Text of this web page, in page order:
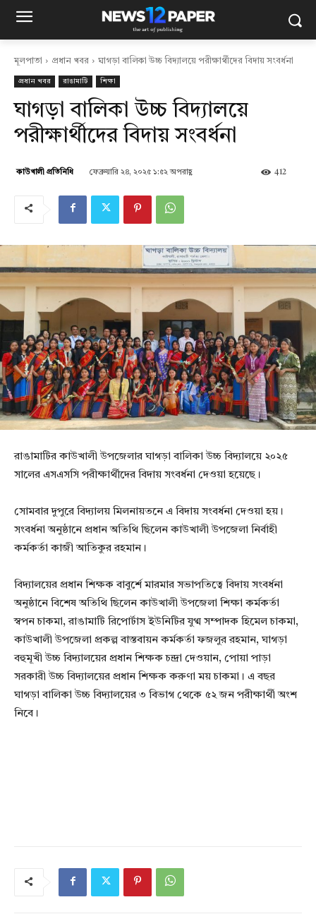
মূলপাতা প্রধান খবর ঘাগড়া বালিকা উচ্চ বিদ্যালয়ে পরীক্ষার্থীদের বিদায় সংবর্ধনা
প্রধান খবর রাঙামাটি শিক্ষা
ঘাগড়া বালিকা উচ্চ বিদ্যালয়ে
পরীক্ষার্থীদের বিদায় সংবর্ধনা
কাউখালী প্রতিনিধি ফেব্রুয়ারি ২৪, ২০২৫ ১:৫২ অপরাহ্ণ 412
রাঙামাটির কাউখালী উপজেলার ঘাগড়া বালিকা উচ্চ বিদ্যালয়ে ২০২৫
সালের এসএসসি পরীক্ষার্থীদের বিদায় সংবর্ধনা দেওয়া হয়েছে।
সোমবার দুপুরে বিদ্যালয় মিলনায়তনে এ বিদায় সংবর্ধনা দেওয়া হয়।
সংবর্ধনা অনুষ্ঠানে প্রধান অতিথি ছিলেন কাউখালী উপজেলা নির্বাহী
কর্মকর্তা কাজী আতিকুর রহমান।
বিদ্যালয়ের প্রধান শিক্ষক বাবুর্শে মারমার সভাপতিত্বে বিদায় সংবর্ধনা
অনুষ্ঠানে বিশেষ অতিথি ছিলেন কাউখালী উপজেলা শিক্ষা কর্মকর্তা
স্বপন চাকমা, রাঙামাটি রিপোর্টাস ইউনিটির যুগ্ম সম্পাদক হিমেল চাকমা,
কাউখালী উপজেলা প্রকল্প বাস্তবায়ন কর্মকর্তা ফজলুর রহমান, ঘাগড়া
বহুমূখী উচ্চ বিদ্যালয়ের প্রধান শিক্ষক চন্দ্রা দেওয়ান, পোয়া পাড়া
সরকারী উচ্চ বিদ্যালয়ের প্রধান শিক্ষক করুণা ময় চাকমা। এ বছর
ঘাগড়া বালিকা উচ্চ বিদ্যালয়ের ৩ বিভাগ থেকে ৫২ জন পরীক্ষার্থী অংশ
নিবে।